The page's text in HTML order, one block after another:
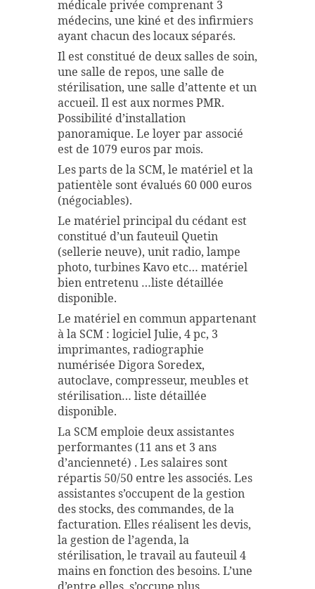
médicale privée comprenant 3
médecins, une kiné et des infirmiers
ayant chacun des locaux séparés.
Il est constitué de deux salles de soin,
une salle de repos, une salle de
stérilisation, une salle d’attente et un
accueil. Il est aux normes PMR.
Possibilité d’installation
panoramique. Le loyer par associé
est de 1079 euros par mois.
Les parts de la SCM, le matériel et la
patientèle sont évalués 60 000 euros
(négociables).
Le matériel principal du cédant est
constitué d’un fauteuil Quetin
(sellerie neuve), unit radio, lampe
photo, turbines Kavo etc… matériel
bien entretenu …liste détaillée
disponible.
Le matériel en commun appartenant
à la SCM : logiciel Julie, 4 pc, 3
imprimantes, radiographie
numérisée Digora Soredex,
autoclave, compresseur, meubles et
stérilisation… liste détaillée
disponible.
La SCM emploie deux assistantes
performantes (11 ans et 3 ans
d’ancienneté) . Les salaires sont
répartis 50/50 entre les associés. Les
assistantes s’occupent de la gestion
des stocks, des commandes, de la
facturation. Elles réalisent les devis,
la gestion de l’agenda, la
stérilisation, le travail au fauteuil 4
mains en fonction des besoins. L’une